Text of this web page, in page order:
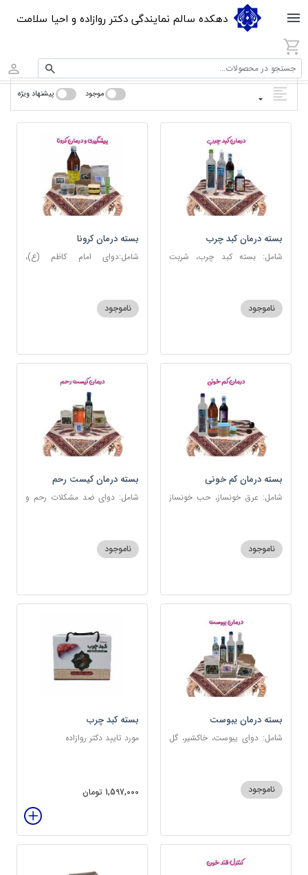
دهکده سالم نمایندگی دکتر روازاده و احیا سلامت
جستجو در محصولات...
موجود پیشنهاد ویژه
بسته درمان کبد چرب
شامل: بسته کبد چرب، شربت
ناموجود
بسته درمان کرونا
شامل:دوای امام کاظم (ع)،
شربت حیات، کندر
ناموجود
بسته درمان کم خونی
شامل: عرق خونساز، حب خونساز
ناموجود
بسته درمان کیست رحم
شامل: دوای ضد مشکلات رحم و
زیتون
ناموجود
بسته درمان یبوست
شامل: دوای یبوست، خاکشیر، گل
ناموجود
بسته کبد چرب
مورد تایید دکتر روازاده
1,597,000 تومان